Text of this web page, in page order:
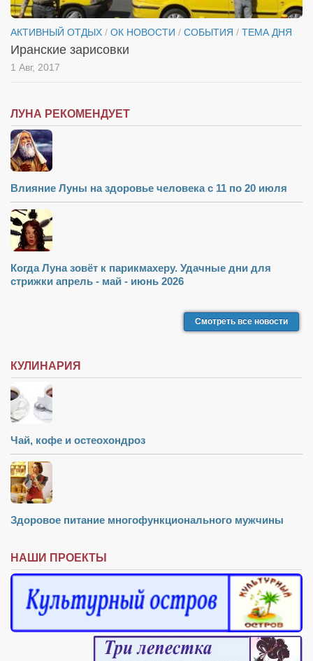
АКТИВНЫЙ ОТДЫХ / ОК НОВОСТИ / СОБЫТИЯ / ТЕМА ДНЯ
Иранские зарисовки
1 Авг, 2017
ЛУНА РЕКОМЕНДУЕТ
Влияние Луны на здоровье человека с 11 по 20 июля
Когда Луна зовёт к парикмахеру. Удачные дни для
стрижки апрель - май - июнь 2026
Смотреть все новости
КУЛИНАРИЯ
Чай, кофе и остеохондроз
Здоровое питание многофункционального мужчины
НАШИ ПРОЕКТЫ